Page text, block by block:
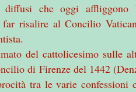
che oggi affliggono
far risalire al Concilio
del cattolicesimo sulle
di Firenze del 1442
tra le varie